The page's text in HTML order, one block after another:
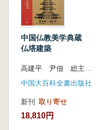
中国仏教美学典蔵
仏塔建築
高建平 尹佃 総主編 王耘 著
中国大百科全書出版社
新刊 取り寄せ
18,810円